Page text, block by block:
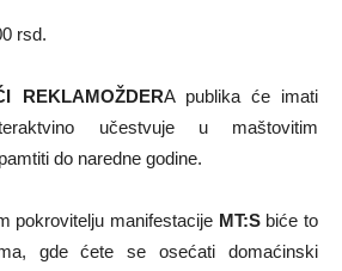
rsd.
REKLAMOŽDERA publika će imati
učestvuje u maštovitim
do naredne godine.
pokrovitelju manifestacije MT:Sbiće to
gde ćete se osećati domaćinski